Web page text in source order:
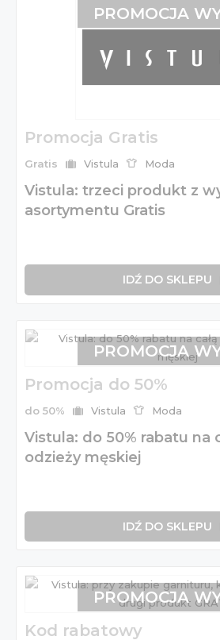
Promocja Gratis
Gratis Vistula Moda
Vistula: trzeci produkt z
asortymentu Gratis
IDŹ DO SKLEPU
PROMOCJA
Promocja do 50%
do 50% Vistula Moda
Vistula: do 50% rabatu na
odzieży męskiej
IDŹ DO SKLEPU
PROMOCJA
Kod rabatowy
PROMOCJA